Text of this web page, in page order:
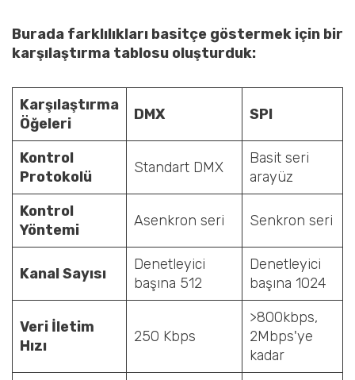
Burada farklılıkları basitçe göstermek için bir
karşılaştırma tablosu oluşturduk:
Karşılaştırma
Öğeleri
DMX SPI
Kontrol
Protokolü
Standart DMX
Basit seri
arayüz
Kontrol
Yöntemi
Asenkron seri Senkron seri
Kanal Sayısı
Denetleyici
başına 512
Denetleyici
başına 1024
Veri İletim
Hızı
250 Kbps
>800kbps,
2Mbps'ye
kadar